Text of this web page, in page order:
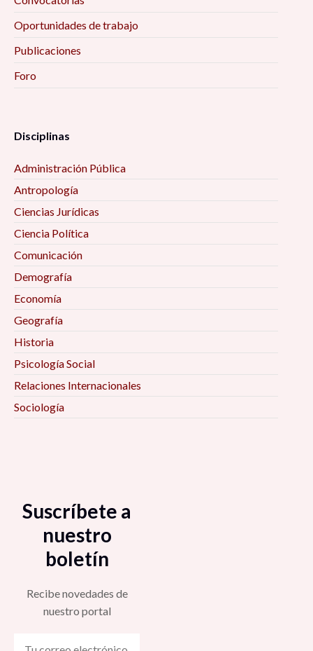
Oportunidades de trabajo
Publicaciones
Foro
Disciplinas
Administración Pública
Antropología
Ciencias Jurídicas
Ciencia Política
Comunicación
Demografía
Economía
Geografía
Historia
Psicología Social
Relaciones Internacionales
Sociología
Suscríbete a
nuestro
boletín
Recibe novedades de
nuestro portal